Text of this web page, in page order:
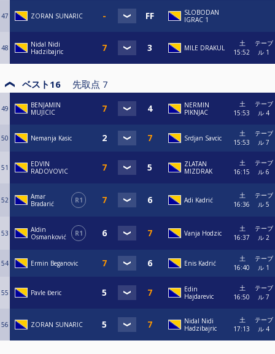
47 ZORAN SUNARIC
SLOBODAN
IGRAC 1
48
Nidal Nidi
Hadzibajric
MILE DRAKUL
土
15:52
テーブ
ル 1
ベスト16 先取点 7
49
BENJAMIN
MUJICIC
NERMIN
PIKNJAC
土
15:53
テーブ
ル 4
50 Nemanja Kasic Srdjan Savcic
土
15:53
テーブ
ル 7
51
EDVIN
RADOVOVIC
ZLATAN
MIZDRAK
土
16:15
テーブ
ル 6
52
Amar
Bradarić
R1 Adi Kadrić
土
16:36
テーブ
ル 5
53
Aldin
Osmanković
R1 Vanja Hodzic
土
16:37
テーブ
ル 2
54 Ermin Beganovic Enis Kadrić
土
16:40
テーブ
ル 1
55 Pavle Đeric
Edin
Hajdarevic
土
16:50
テーブ
ル 7
56 ZORAN SUNARIC
Nidal Nidi
Hadzibajric
土
17:13
テーブ
ル 4